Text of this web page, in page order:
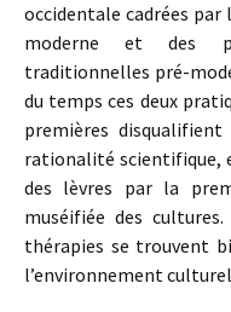
occidentale cadrées par
moderne et des
traditionnelles pré-
du temps ces deux
premières
rationalité scientifique,
des lèvres par la
muséifiée des
thérapies se trouvent
l’environnement